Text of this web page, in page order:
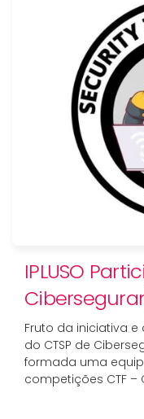
IPLUSO
Fruto da iniciativa
do CTSP de
formada uma
competições CTF –